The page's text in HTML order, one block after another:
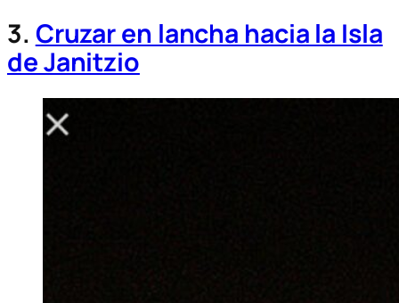
3. Cruzar en lancha hacia la Isla
de Janitzio